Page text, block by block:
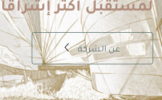
لمستقبل أكثر إشراقًا
عن الشركة